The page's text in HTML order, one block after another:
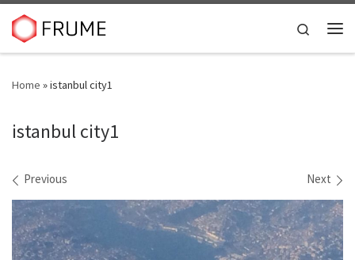
Skip to content
Search
Home »istanbul city1
istanbul city1
Images navigation
Previous Next